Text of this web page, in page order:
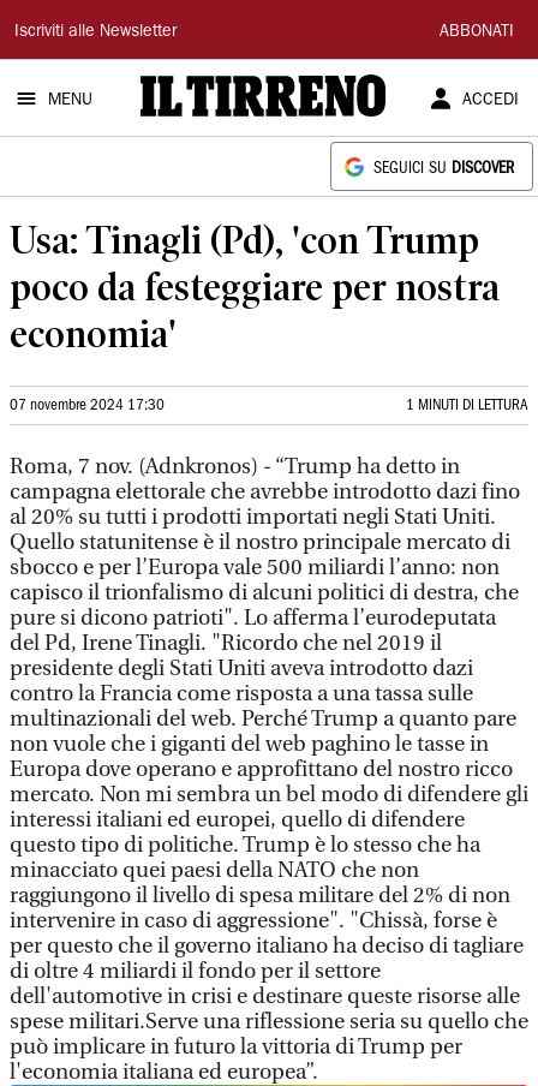
Il
Tirreno
Iscriviti alle Newsletter ABBONATI
MENU ACCEDI
SEGUICI SU DISCOVER
Usa: Tinagli (Pd), 'con Trump
poco da festeggiare per nostra
economia'
07 novembre 2024 17:30 1 MINUTI DI LETTURA
Roma, 7 nov. (Adnkronos) - “Trump ha detto in
campagna elettorale che avrebbe introdotto dazi fino
al 20% su tutti i prodotti importati negli Stati Uniti.
Quello statunitense è il nostro principale mercato di
sbocco e per l’Europa vale 500 miliardi l’anno: non
capisco il trionfalismo di alcuni politici di destra, che
pure si dicono patrioti". Lo afferma l’eurodeputata
del Pd, Irene Tinagli. "Ricordo che nel 2019 il
presidente degli Stati Uniti aveva introdotto dazi
contro la Francia come risposta a una tassa sulle
multinazionali del web. Perché Trump a quanto pare
non vuole che i giganti del web paghino le tasse in
Europa dove operano e approfittano del nostro ricco
mercato. Non mi sembra un bel modo di difendere gli
interessi italiani ed europei, quello di difendere
questo tipo di politiche. Trump è lo stesso che ha
minacciato quei paesi della NATO che non
raggiungono il livello di spesa militare del 2% di non
intervenire in caso di aggressione". "Chissà, forse è
per questo che il governo italiano ha deciso di tagliare
di oltre 4 miliardi il fondo per il settore
dell'automotive in crisi e destinare queste risorse alle
spese militari.Serve una riflessione seria su quello che
può implicare in futuro la vittoria di Trump per
l'economia italiana ed europea”.